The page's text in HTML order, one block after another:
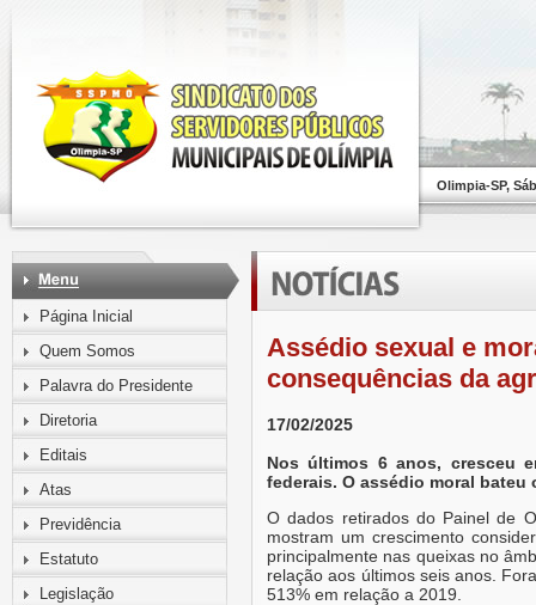
Olimpia-SP,
Página Inicial
Quem Somos
Palavra do Presidente
Diretoria
Editais
Atas
Previdência
Estatuto
Legislação
Assédio sexual e
consequências da
17/02/2025
Nos últimos 6 anos, cresceu
federais. O assédio moral bateu
O dados retirados do Painel de
mostram um crescimento
principalmente nas queixas no
relação aos últimos seis anos.
513% em relação a 2019.